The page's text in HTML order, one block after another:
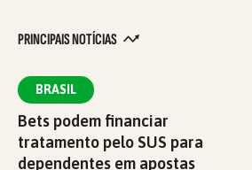
PRINCIPAIS NOTÍCIAS
BRASIL
Bets podem financiar
tratamento pelo SUS para
dependentes em apostas